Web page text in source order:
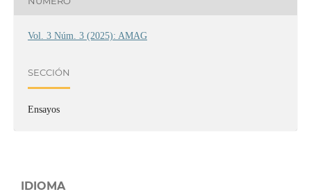
Vol. 3 Núm. 3 (2025): AMAG
SECCIÓN
Ensayos
IDIOMA